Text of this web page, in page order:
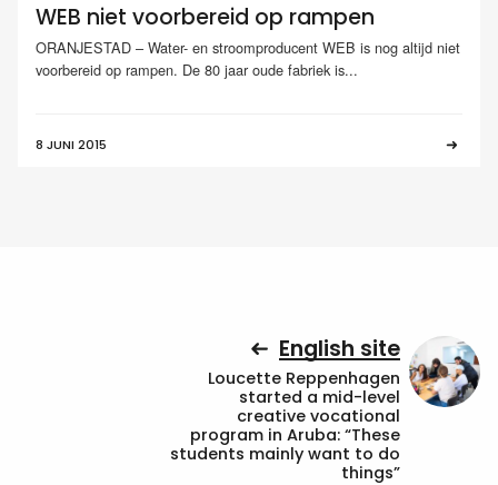
WEB niet voorbereid op rampen
ORANJESTAD – Water- en stroomproducent WEB is nog altijd niet
voorbereid op rampen. De 80 jaar oude fabriek is...
8 JUNI 2015
English site
Loucette Reppenhagen
started a mid-level
creative vocational
program in Aruba: “These
students mainly want to do
things”